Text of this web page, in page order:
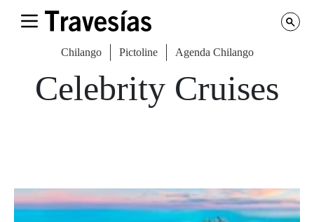
Chilango Pictoline Agenda Chilango
Celebrity Cruises